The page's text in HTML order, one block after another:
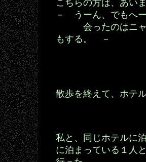
こちらの方は、あい
－ うーん、でもへ
会ったのはニャ
もする。 －
散歩を終えて、ホテ
私と、同じホテルに
に泊まっている１人